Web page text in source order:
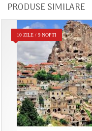
PRODUSE SIMILARE
10 ZILE / 9 NOPTI